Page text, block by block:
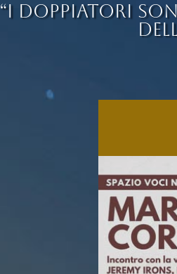
“I DOPPIATORI